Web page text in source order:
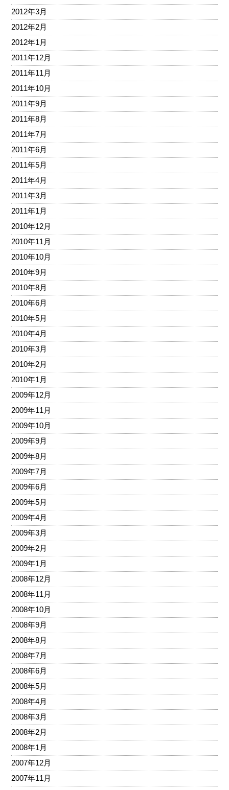
2012年3月
2012年2月
2012年1月
2011年12月
2011年11月
2011年10月
2011年9月
2011年8月
2011年7月
2011年6月
2011年5月
2011年4月
2011年3月
2011年1月
2010年12月
2010年11月
2010年10月
2010年9月
2010年8月
2010年6月
2010年5月
2010年4月
2010年3月
2010年2月
2010年1月
2009年12月
2009年11月
2009年10月
2009年9月
2009年8月
2009年7月
2009年6月
2009年5月
2009年4月
2009年3月
2009年2月
2009年1月
2008年12月
2008年11月
2008年10月
2008年9月
2008年8月
2008年7月
2008年6月
2008年5月
2008年4月
2008年3月
2008年2月
2008年1月
2007年12月
2007年11月